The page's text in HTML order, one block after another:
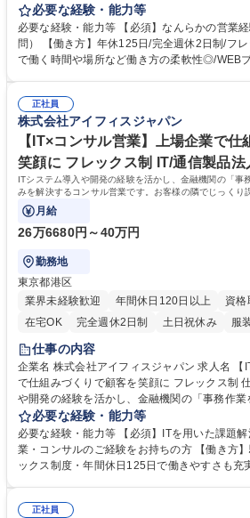
ーションを提案いただきます。ご経験・スキル
ご案内しますので興味を少しでもお持ちであればご
金融機関向けに、投資情報サービスの企画営
援、業務システムの提案のいずれかの部署で
でも安心してスタートできる教育体制です ■e-
学べる環境：営業スキルや業界知識をオンライ
集職種 【営業職オープンポジション】金融業
軟な働き方◎
必要な経験・能力等
必要な経験・能力等 【必須】なんらかの営業
問） 【働き方】年休125日/完全週休2日制/フ
で働く時間や場所など働き方の柔軟性◎/WEB
ス】 ■顧客課題に深く関わることで、提案力だ
す。 年次に関係なく、実力と意欲次第で重要
り。 ■マネジメントやリーダー職へのステップアップ
学歴：大学院 大学 短大 専修学校 語学力： 資
正社員
株式会社アイフィスジャパン
【IT×コンサル営業】上場企業で仕
笑顔に フレックス制 IT/通信製品法
ITシステム導入や開発の経験を活かし、金融機関の「事
みを解決するコンサル営業です。お客様の隣でじっくり
便利な仕組みをカタチにします。
月給
26万6680円～40万円
勤務地
東京都港区
業界未経験歓迎
年間休日120日以上 資格
在宅OK
完全週休2日制 土日祝休み 服
仕事の内容
企業名 株式会社アイフィスジャパン 求人名 【IT×コンサル営業】上場企業
で仕組みづくりで顧客を笑顔に フレックス制 仕事の内容 ITシステム導入
や開発の経験を活かし、金融機関の「事務作
みを解決するコンサル営業です。お客様の隣で
開発システムで便利な仕組みをカタチにします。 【商材】銀行や証券
の事務を劇的に便利にする自社システム：資産
製品 【詳細】■お客様の仕事上の悩みや「こう
を元にした、新しいサービスや機能のアイデア
必要な経験・能力等
必要な経験・能力等 【必須】ITを用いた課題
業・コンサルのご経験をお持ちの方 【働き方
ックス制度・年間休日125日で働きやすさも充実。 【魅力】■確かな
な課題解決に踏み込めるポジションです ■抜群
正社員